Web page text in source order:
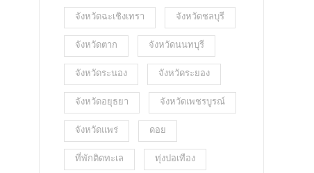
จังหวัดฉะเชิงเทรา จังหวัดชลบุรี
จังหวัดตาก จังหวัดนนทบุรี
จังหวัดระนอง จังหวัดระยอง
จังหวัดอยุธยา จังหวัดเพชรบูรณ์
จังหวัดแพร่ ดอย
ที่พักติดทะเล ทุ่งปอเทือง